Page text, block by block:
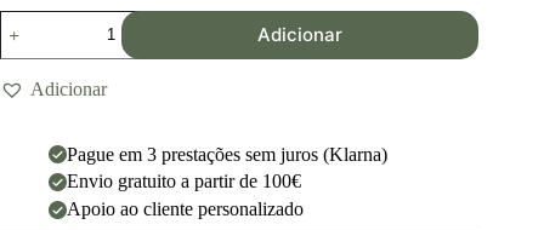
Adicionar
Adicionar
Pague em 3 prestações sem juros (Klarna)
Envio gratuito a partir de 100€
Apoio ao cliente personalizado